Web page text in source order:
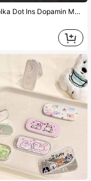
1 Stück Polka Dot Ins Dopamin Mehrfarbig Süßes Karomuster Schleife Armband Handyhülle Handgelenkschlaufe Tasche Vielseitig